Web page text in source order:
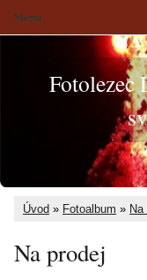
Fotolezec
Úvod » Fotoalbum » Na
Na prodej
Menu